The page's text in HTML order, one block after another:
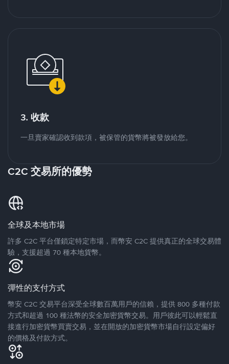
3. 收款
一旦賣家確認收到款項，被保管的貨幣將被發放給您。
C2C 交易所的優勢
全球及本地市場
許多 C2C 平台僅鎖定特定市場，而幣安 C2C 提供真正的全球交易體
驗，支援超過 70 種本地貨幣。
彈性的支付方式
幣安 C2C 交易平台深受全球數百萬用戶的信賴，提供 800 多種付款
方式和超過 100 種法幣的安全加密貨幣交易。用戶彼此可以輕鬆直
接進行加密貨幣買賣交易，並在開放的加密貨幣市場自行設定偏好
的價格及付款方式。